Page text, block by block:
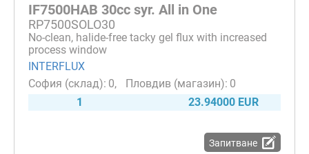
IF7500HAB 30cc syr. All in One
RP7500SOLO30
No-clean, halide-free tacky gel flux with increased
process window
INTERFLUX
0
0
1
23.94000 EUR
Запитване